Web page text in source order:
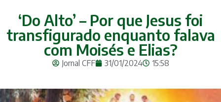
‘Do Alto’ – Por que Jesus foi
transfigurado enquanto falava
com Moisés e Elias?
Jornal CFF 31/01/2024 15:58